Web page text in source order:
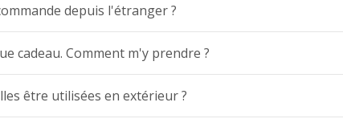
depuis l'étranger ?
cadeau. Comment m'y prendre ?
être utilisées en extérieur ?